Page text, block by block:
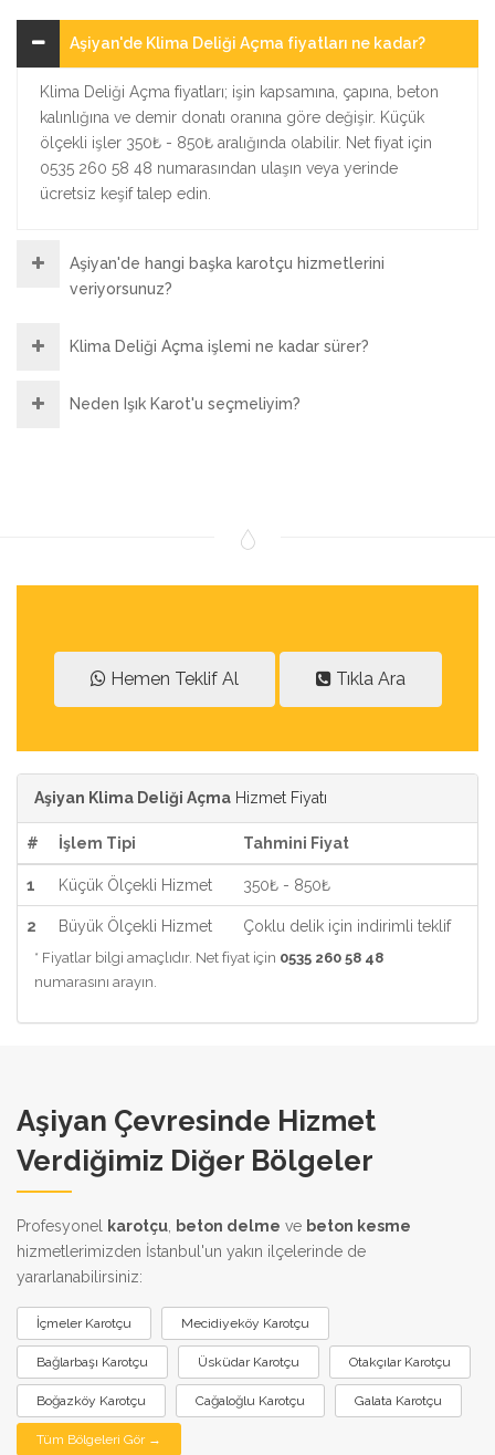
Aşiyan'de Klima Deliği Açma fiyatları ne kadar?
Klima Deliği Açma fiyatları; işin kapsamına, çapına, beton
kalınlığına ve demir donatı oranına göre değişir. Küçük
ölçekli işler 350₺ - 850₺ aralığında olabilir. Net fiyat için
0535 260 58 48 numarasından ulaşın veya yerinde
ücretsiz keşif talep edin.
Aşiyan'de hangi başka karotçu hizmetlerini
veriyorsunuz?
Klima Deliği Açma işlemi ne kadar sürer?
Neden Işık Karot'u seçmeliyim?
Hemen Teklif Al Tıkla Ara
Aşiyan Klima Deliği Açma Hizmet Fiyatı
# İşlem Tipi Tahmini Fiyat
1 Küçük Ölçekli Hizmet 350₺ - 850₺
2 Büyük Ölçekli Hizmet Çoklu delik için indirimli teklif
* Fiyatlar bilgi amaçlıdır. Net fiyat için 0535 260 58 48
numarasını arayın.
Aşiyan Çevresinde Hizmet
Verdiğimiz Diğer Bölgeler
Profesyonel karotçu beton delme ve beton kesme
hizmetlerimizden İstanbul'un yakın ilçelerinde de
yararlanabilirsiniz:
İçmeler Karotçu Mecidiyeköy Karotçu
Bağlarbaşı Karotçu Üsküdar Karotçu Otakçılar Karotçu
Boğazköy Karotçu Cağaloğlu Karotçu Galata Karotçu
Tüm Bölgeleri Gör →